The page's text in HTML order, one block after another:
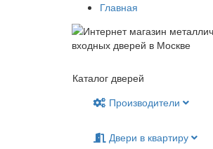
Главная
Каталог дверей
Производители
Двери в квартиру